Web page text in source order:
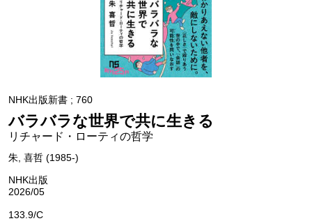
NHK出版新書 ; 760
バラバラな世界で共に生きる
リチャード・ローティの哲学
朱, 喜哲 (1985-)
NHK出版
2026/05
133.9/C